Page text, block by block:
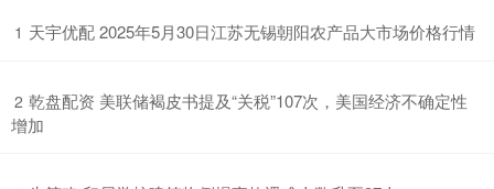
1 ​天宇优配 2025年5月30日江苏无锡朝阳农产品大市场价格行情
2 ​乾盘配资 美联储褐皮书提及“关税”107次，美国经济不确定性
增加